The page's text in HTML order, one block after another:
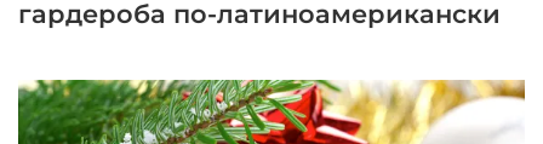
гардероба по-латиноамерикански